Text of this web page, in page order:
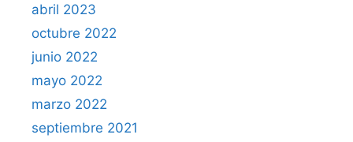
abril 2023
octubre 2022
junio 2022
mayo 2022
marzo 2022
septiembre 2021